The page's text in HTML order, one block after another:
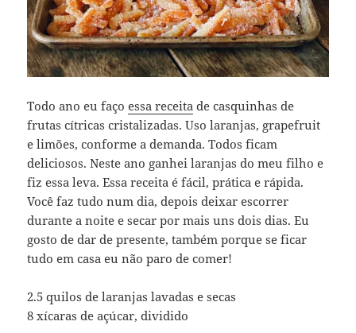
Todo ano eu façoessa receita de casquinhas de
frutas cítricas cristalizadas. Uso laranjas, grapefruit
e limões, conforme a demanda. Todos ficam
deliciosos. Neste ano ganhei laranjas do meu filho e
fiz essa leva. Essa receita é fácil, prática e rápida.
Você faz tudo num dia, depois deixar escorrer
durante a noite e secar por mais uns dois dias. Eu
gosto de dar de presente, também porque se ficar
tudo em casa eu não paro de comer!
2.5 quilos de laranjas lavadas e secas
8 xícaras de açúcar, dividido